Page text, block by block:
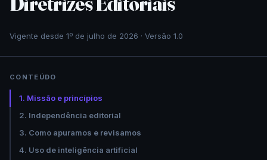
Vigente desde 1º de julho de 2026 · Versão 1.0
CONTEÚDO
1. Missão e princípios
2. Independência editorial
3. Como apuramos e revisamos
4. Uso de inteligência artificial